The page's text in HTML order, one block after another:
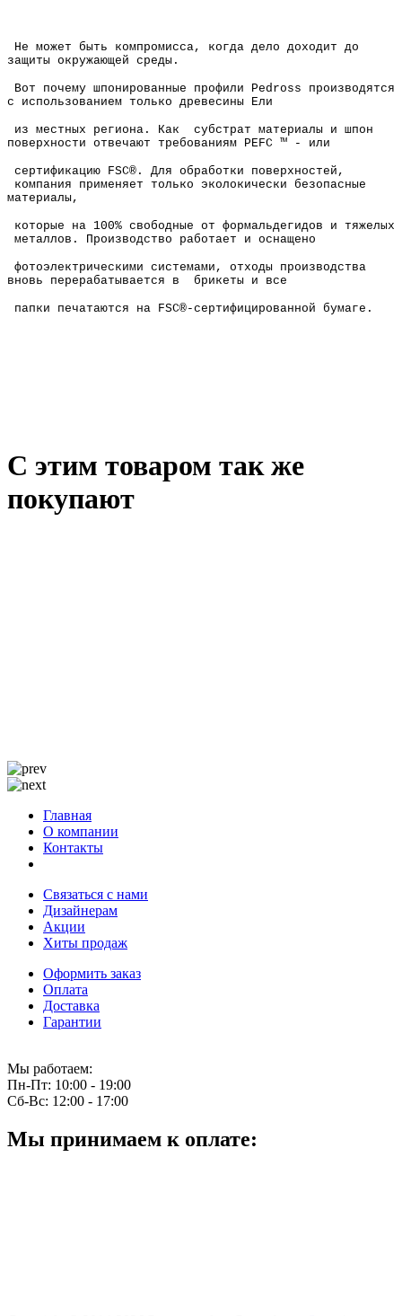
Не может быть компромисса, когда дело доходит до
защиты окружающей среды.
Вот почему шпонированные профили Pedross производятся
с использованием только древесины Ели
из местных региона. Как субстрат материалы и шпон
поверхности отвечают требованиям PEFC ™ - или
сертификацию FSC®. Для обработки поверхностей,
компания применяет только эколокически безопасные
материалы,
которые на 100% свободные от формальдегидов и тяжелых
металлов. Производство работает и оснащено
фотоэлектрическими системами, отходы производства
вновь перерабатывается в брикеты и все
папки печатаются на FSC®-сертифицированной бумаге.
С этим товаром так же
покупают
Главная
О компании
Контакты
Связаться с нами
Дизайнерам
Акции
Хиты продаж
Оформить заказ
Оплата
Доставка
Гарантии
Мы работаем:
Пн-Пт: 10:00 - 19:00
Сб-Вс: 12:00 - 17:00
Мы принимаем к оплате: